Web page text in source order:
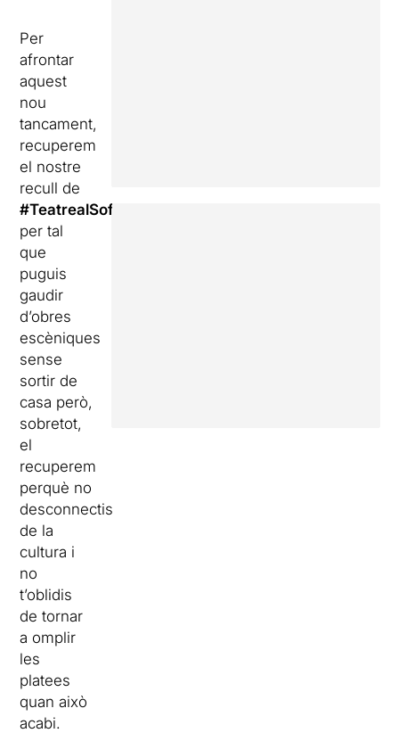
Per
afrontar
aquest
nou
tancament,
recuperem
el nostre
recull de
#TeatrealSofà
per tal
que
puguis
gaudir
d’obres
escèniques
sense
sortir de
casa però,
sobretot,
el
recuperem
perquè no
desconnectis
de la
cultura i
no
t’oblidis
de tornar
a omplir
les
platees
quan això
acabi.